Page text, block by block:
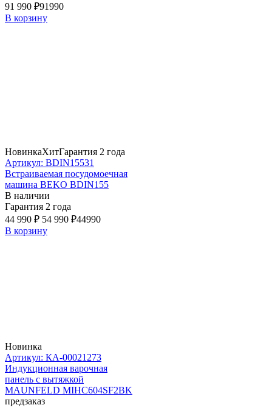
91 990 ₽91990
В корзину
НовинкаХитГарантия 2 года
Артикул: BDIN15531
Встраиваемая посудомоечная
машина BEKO BDIN155
В наличии
Гарантия 2 года
44 990 ₽ 54 990 ₽44990
В корзину
Новинка
Артикул: КА-00021273
Индукционная варочная
панель с вытяжкой
MAUNFELD MIHC604SF2BK
предзаказ